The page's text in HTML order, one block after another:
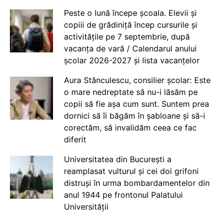
Peste o lună începe școala. Elevii și
copiii de grădiniță încep cursurile și
activitățile pe 7 septembrie, după
vacanța de vară / Calendarul anului
școlar 2026-2027 și lista vacanțelor
Aura Stănculescu, consilier școlar: Este
o mare nedreptate să nu-i lăsăm pe
copii să fie așa cum sunt. Suntem prea
dornici să îi băgăm în șabloane și să-i
corectăm, să invalidăm ceea ce fac
diferit
Universitatea din București a
reamplasat vulturul și cei doi grifoni
distruși în urma bombardamentelor din
anul 1944 pe frontonul Palatului
Universității